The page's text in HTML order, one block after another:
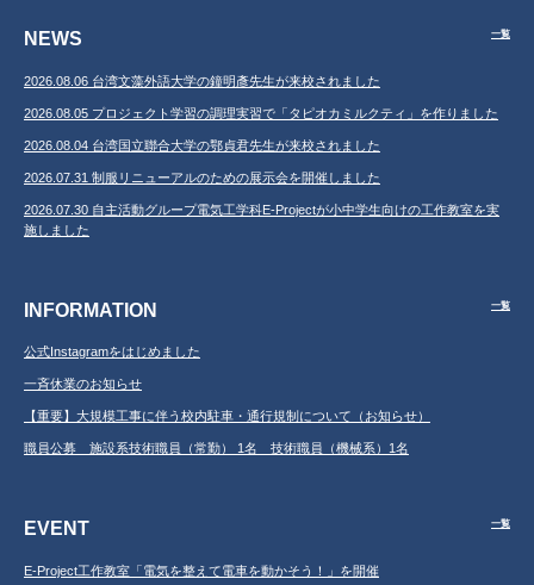
NEWS 一覧
2026.08.06 台湾文藻外語大学の鐘明彥先生が来校されました
2026.08.05 プロジェクト学習の調理実習で「タピオカミルクティ」を作りました
2026.08.04 台湾国立聯合大学の鄂貞君先生が来校されました
2026.07.31 制服リニューアルのための展示会を開催しました
2026.07.30 自主活動グループ電気工学科E-Projectが小中学生向けの工作教室を実
施しました
INFORMATION 一覧
公式Instagramをはじめました
一斉休業のお知らせ
【重要】大規模工事に伴う校内駐車・通行規制について（お知らせ）
職員公募 施設系技術職員（常勤） 1名 技術職員（機械系）1名
EVENT 一覧
E-Project工作教室「電気を整えて電車を動かそう！」を開催